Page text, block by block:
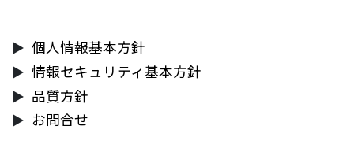
個人情報基本方針
情報セキュリティ基本方針
品質方針
お問合せ